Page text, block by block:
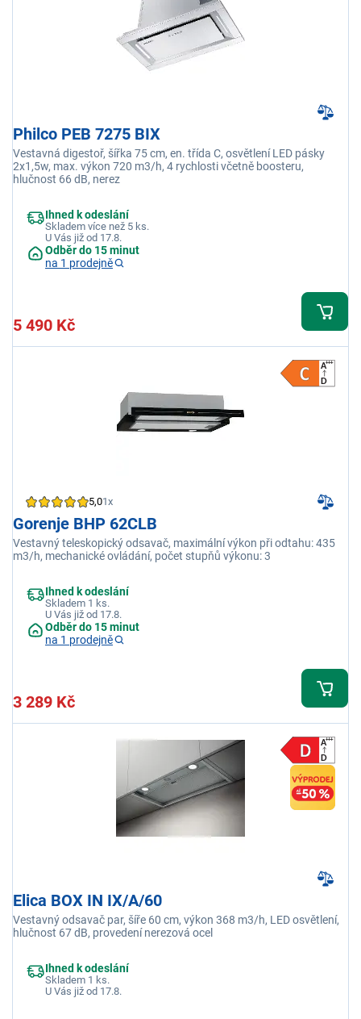
Philco PEB 7275 BIX
Vestavná digestoř, šířka 75 cm, en. třída C, osvětlení LED pásky
2x1,5w, max. výkon 720 m3/h, 4 rychlosti včetně boosteru,
hlučnost 66 dB, nerez
Ihned k odeslání
Skladem více než 5 ks.
U Vás již od 17.8.
Odběr do 15 minut
na 1 prodejně
5 490 Kč
5,01x
Gorenje BHP 62CLB
Vestavný teleskopický odsavač, maximální výkon při odtahu: 435
m3/h, mechanické ovládání, počet stupňů výkonu: 3
Ihned k odeslání
Skladem 1 ks.
U Vás již od 17.8.
Odběr do 15 minut
na 1 prodejně
3 289 Kč
Elica BOX IN IX/A/60
Vestavný odsavač par, šíře 60 cm, výkon 368 m3/h, LED osvětlení,
hlučnost 67 dB, provedení nerezová ocel
Ihned k odeslání
Skladem 1 ks.
U Vás již od 17.8.